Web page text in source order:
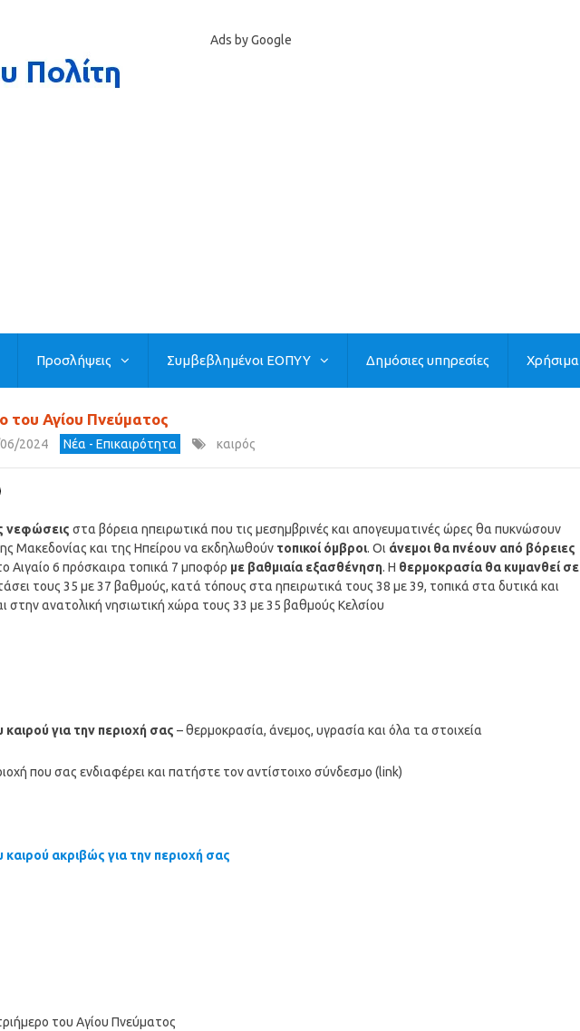
Ads by Google
Προσλήψεις Συμβεβλημένοι ΕΟΠΥΥ Δημόσιες υπηρεσίες Χρήσιμα
του Αγίου Πνεύματος
2024 Νέα - Επικαιρότητα καιρός
νεφώσεις στα βόρεια ηπειρωτικά που τις μεσημβρινές και απογευματινές ώρες θα πυκνώσουν
Μακεδονίας και της Ηπείρου να εκδηλωθούν τοπικοί όμβροι. Οι άνεμοι θα πνέουν από βόρειες
Αιγαίο 6 πρόσκαιρα τοπικά 7 μποφόρ με βαθμιαία εξασθένηση. Η θερμοκρασία θα κυμανθεί σε
τους 35 με 37 βαθμούς, κατά τόπους στα ηπειρωτικά τους 38 με 39, τοπικά στα δυτικά και
στην ανατολική νησιωτική χώρα τους 33 με 35 βαθμούς Κελσίου
για την περιοχή σας – θερμοκρασία, άνεμος, υγρασία και όλα τα στοιχεία
που σας ενδιαφέρει και πατήστε τον αντίστοιχο σύνδεσμο (link)
ακριβώς για την περιοχή σας
του Αγίου Πνεύματος